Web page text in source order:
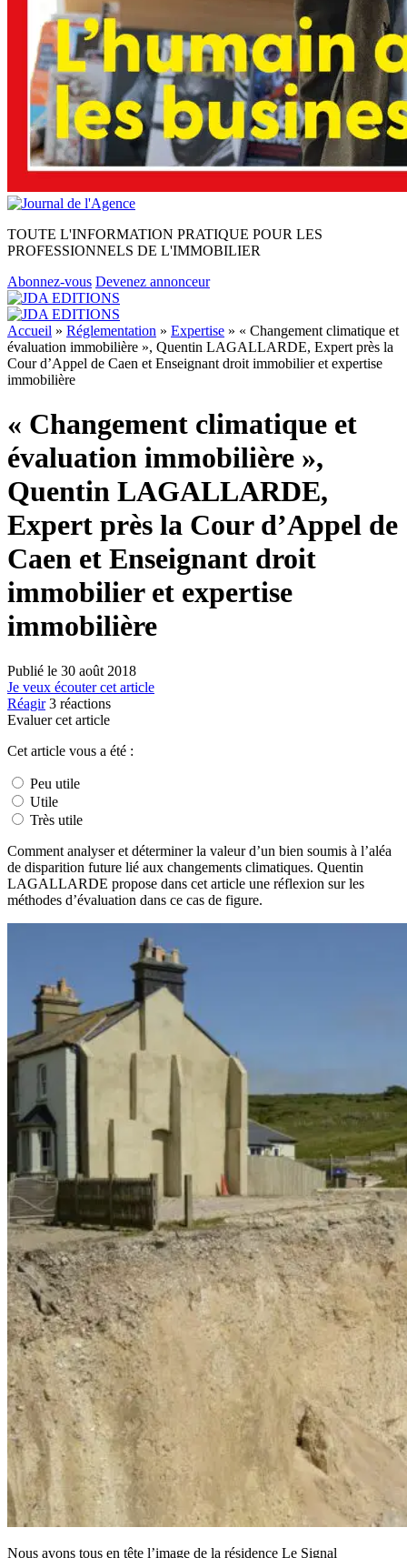
TOUTE L'INFORMATION PRATIQUE POUR LES
PROFESSIONNELS DE L'IMMOBILIER
Abonnez-vous Devenez annonceur
Accueil » Réglementation » Expertise » « Changement climatique et
évaluation immobilière », Quentin LAGALLARDE, Expert près la
Cour d’Appel de Caen et Enseignant droit immobilier et expertise
immobilière
« Changement climatique et
évaluation immobilière »,
Quentin LAGALLARDE,
Expert près la Cour d’Appel de
Caen et Enseignant droit
immobilier et expertise
immobilière
Publié le 30 août 2018
Je veux écouter cet article
Réagir 3 réactions
Evaluer cet article
Cet article vous a été :
Peu utile
Utile
Très utile
Comment analyser et déterminer la valeur d’un bien soumis à l’aléa
de disparition future lié aux changements climatiques. Quentin
LAGALLARDE propose dans cet article une réflexion sur les
méthodes d’évaluation dans ce cas de figure.
Nous avons tous en tête l’image de la résidence Le Signal